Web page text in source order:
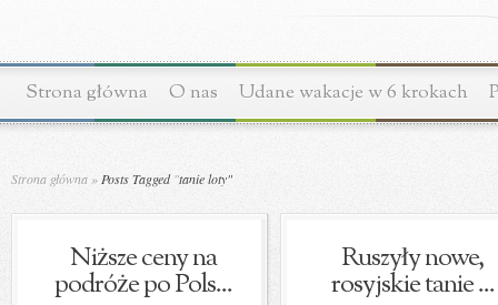
Strona główna O nas Udane wakacje w 6 krokach
Strona główna » Posts Tagged "tanie loty"
Niższe ceny na
podróże po Pols...
Ruszyły nowe,
rosyjskie tanie ...